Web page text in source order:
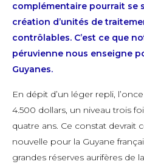
complémentaire pourrait se
création d’unités de
contrôlables. C’est ce que
péruvienne nous enseigne
Guyanes.
En dépit d’un léger repli,
4.500 dollars, un niveau trois
quatre ans. Ce constat devrait
nouvelle pour la Guyane
grandes réserves aurifères de